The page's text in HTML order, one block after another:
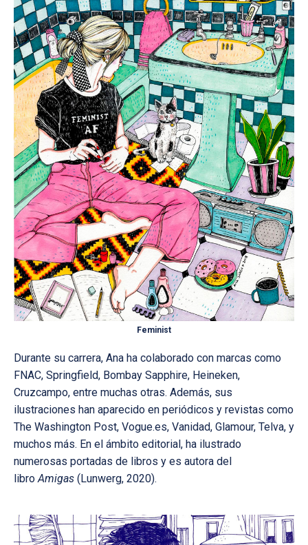
Feminist
Durante su carrera, Ana ha colaborado con marcas como
FNAC, Springfield, Bombay Sapphire, Heineken,
Cruzcampo, entre muchas otras. Además, sus
ilustraciones han aparecido en periódicos y revistas como
The Washington Post, Vogue.es, Vanidad, Glamour, Telva, y
muchos más. En el ámbito editorial, ha ilustrado
numerosas portadas de libros y es autora del
libroAmigas (Lunwerg, 2020).